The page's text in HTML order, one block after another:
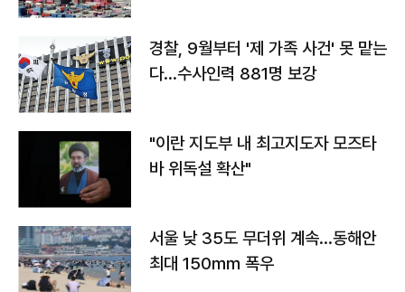
경찰, 9월부터 '제 가족 사건' 못 맡는
다…수사인력 881명 보강
"이란 지도부 내 최고지도자 모즈타
바 위독설 확산"
서울 낮 35도 무더위 계속…동해안
최대 150㎜ 폭우